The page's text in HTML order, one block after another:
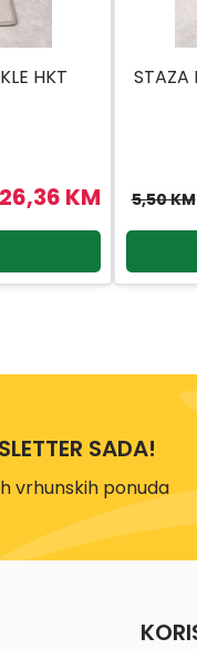
HKT
26,36 KM
STAZA
5,50 KM
SADA!
vrhunskih ponuda